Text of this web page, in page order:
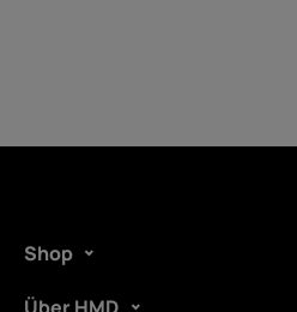
Shop